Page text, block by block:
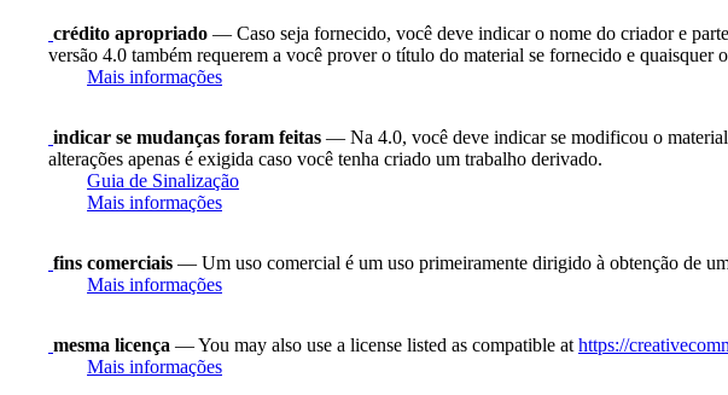
crédito apropriado — Caso seja fornecido, você deve indicar o nome do criador e
versão 4.0 também requerem a você prover o título do material se fornecido e quaisquer
Mais informações
indicar se mudanças foram feitas — Na 4.0, você deve indicar se modificou o material
alterações apenas é exigida caso você tenha criado um trabalho derivado.
Guia de Sinalização
Mais informações
fins comerciais — Um uso comercial é um uso primeiramente dirigido à obtenção de
Mais informações
mesma licença — You may also use a license listed as compatible at https://
Mais informações